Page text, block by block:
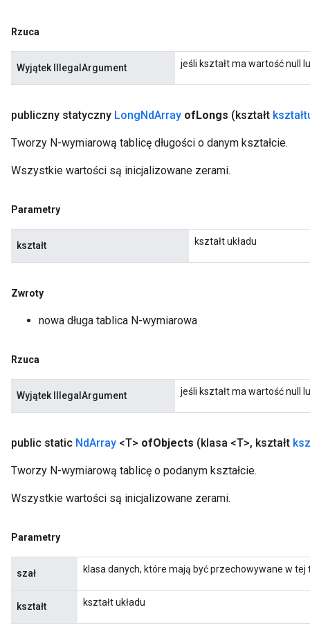
Rzuca
Wyjątek IllegalArgument jeśli kształt ma wartość null
publiczny statyczny LongNdArray ofLongs (kształt
Tworzy N-wymiarową tablicę długości o danym kształcie.
Wszystkie wartości są inicjalizowane zerami.
Parametry
kształt kształt układu
Zwroty
nowa długa tablica N-wymiarowa
Rzuca
Wyjątek IllegalArgument jeśli kształt ma wartość null
public static NdArray <T> ofObjects (klasa <T>, kształt
Tworzy N-wymiarową tablicę o podanym kształcie.
Wszystkie wartości są inicjalizowane zerami.
Parametry
szał klasa danych, które mają być przechowywane w tej
kształt kształt układu